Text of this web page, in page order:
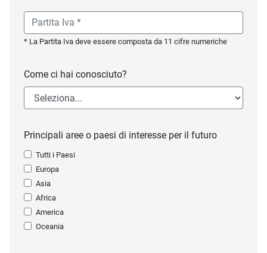
* La Partita Iva deve essere composta da 11 cifre numeriche
Come ci hai conosciuto?
Principali aree o paesi di interesse per il futuro
Tutti i Paesi
Europa
Asia
Africa
America
Oceania